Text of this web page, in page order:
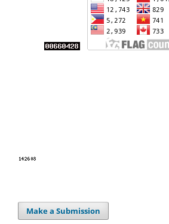
Make a Submission